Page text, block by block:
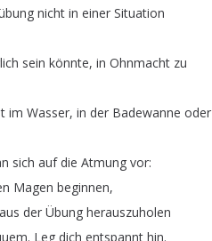
nicht in einer Situation
sein könnte, in Ohnmacht zu
im Wasser, in der Badewanne oder
sich auf die Atmung vor:
Magen beginnen,
aus der Übung herauszuholen
. Leg dich entspannt hin.